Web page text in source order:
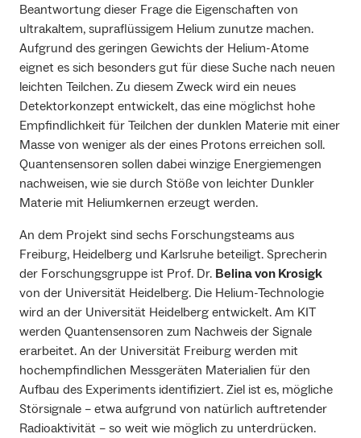
Beantwortung dieser Frage die Eigenschaften von
ultrakaltem, supraflüssigem Helium zunutze machen.
Aufgrund des geringen Gewichts der Helium-Atome
eignet es sich besonders gut für diese Suche nach neuen
leichten Teilchen. Zu diesem Zweck wird ein neues
Detektorkonzept entwickelt, das eine möglichst hohe
Empfindlichkeit für Teilchen der dunklen Materie mit einer
Masse von weniger als der eines Protons erreichen soll.
Quantensensoren sollen dabei winzige Energiemengen
nachweisen, wie sie durch Stöße von leichter Dunkler
Materie mit Heliumkernen erzeugt werden.
An dem Projekt sind sechs Forschungsteams aus
Freiburg, Heidelberg und Karlsruhe beteiligt. Sprecherin
der Forschungsgruppe ist Prof. Dr. Belina von Krosigk
von der Universität Heidelberg. Die Helium-Technologie
wird an der Universität Heidelberg entwickelt. Am KIT
werden Quantensensoren zum Nachweis der Signale
erarbeitet. An der Universität Freiburg werden mit
hochempfindlichen Messgeräten Materialien für den
Aufbau des Experiments identifiziert. Ziel ist es, mögliche
Störsignale – etwa aufgrund von natürlich auftretender
Radioaktivität – so weit wie möglich zu unterdrücken.